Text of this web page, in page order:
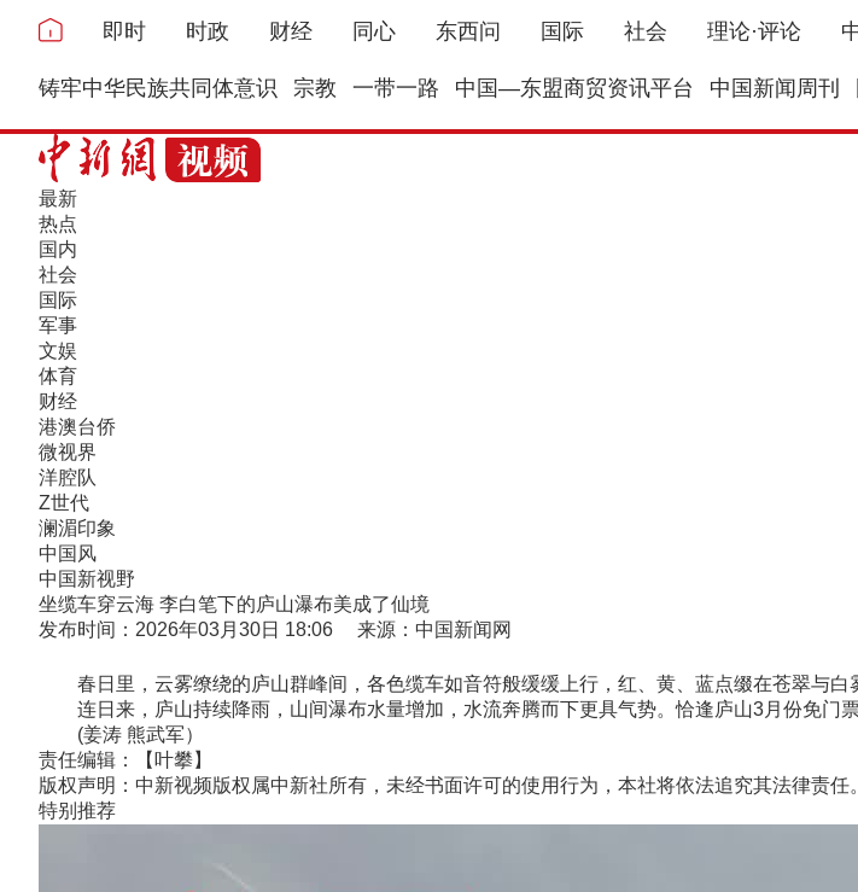
即时 时政 财经 同心 东西问 国际 社会 理论·评论
铸牢中华民族共同体意识 宗教 一带一路 中国—东盟商贸资讯平台 中国新闻周刊
最新
热点
国内
社会
国际
军事
文娱
体育
财经
港澳台侨
微视界
洋腔队
Z世代
澜湄印象
中国风
中国新视野
坐缆车穿云海 李白笔下的庐山瀑布美成了仙境
发布时间：2026年03月30日 18:06 来源：中国新闻网
春日里，云雾缭绕的庐山群峰间，各色缆车如音符般缓缓上行，红、黄、蓝点缀在苍翠与白
连日来，庐山持续降雨，山间瀑布水量增加，水流奔腾而下更具气势。恰逢庐山3月份免门票
(姜涛 熊武军）
责任编辑：【叶攀】
版权声明：中新视频版权属中新社所有，未经书面许可的使用行为，本社将依法追究其法律责任。
特别推荐